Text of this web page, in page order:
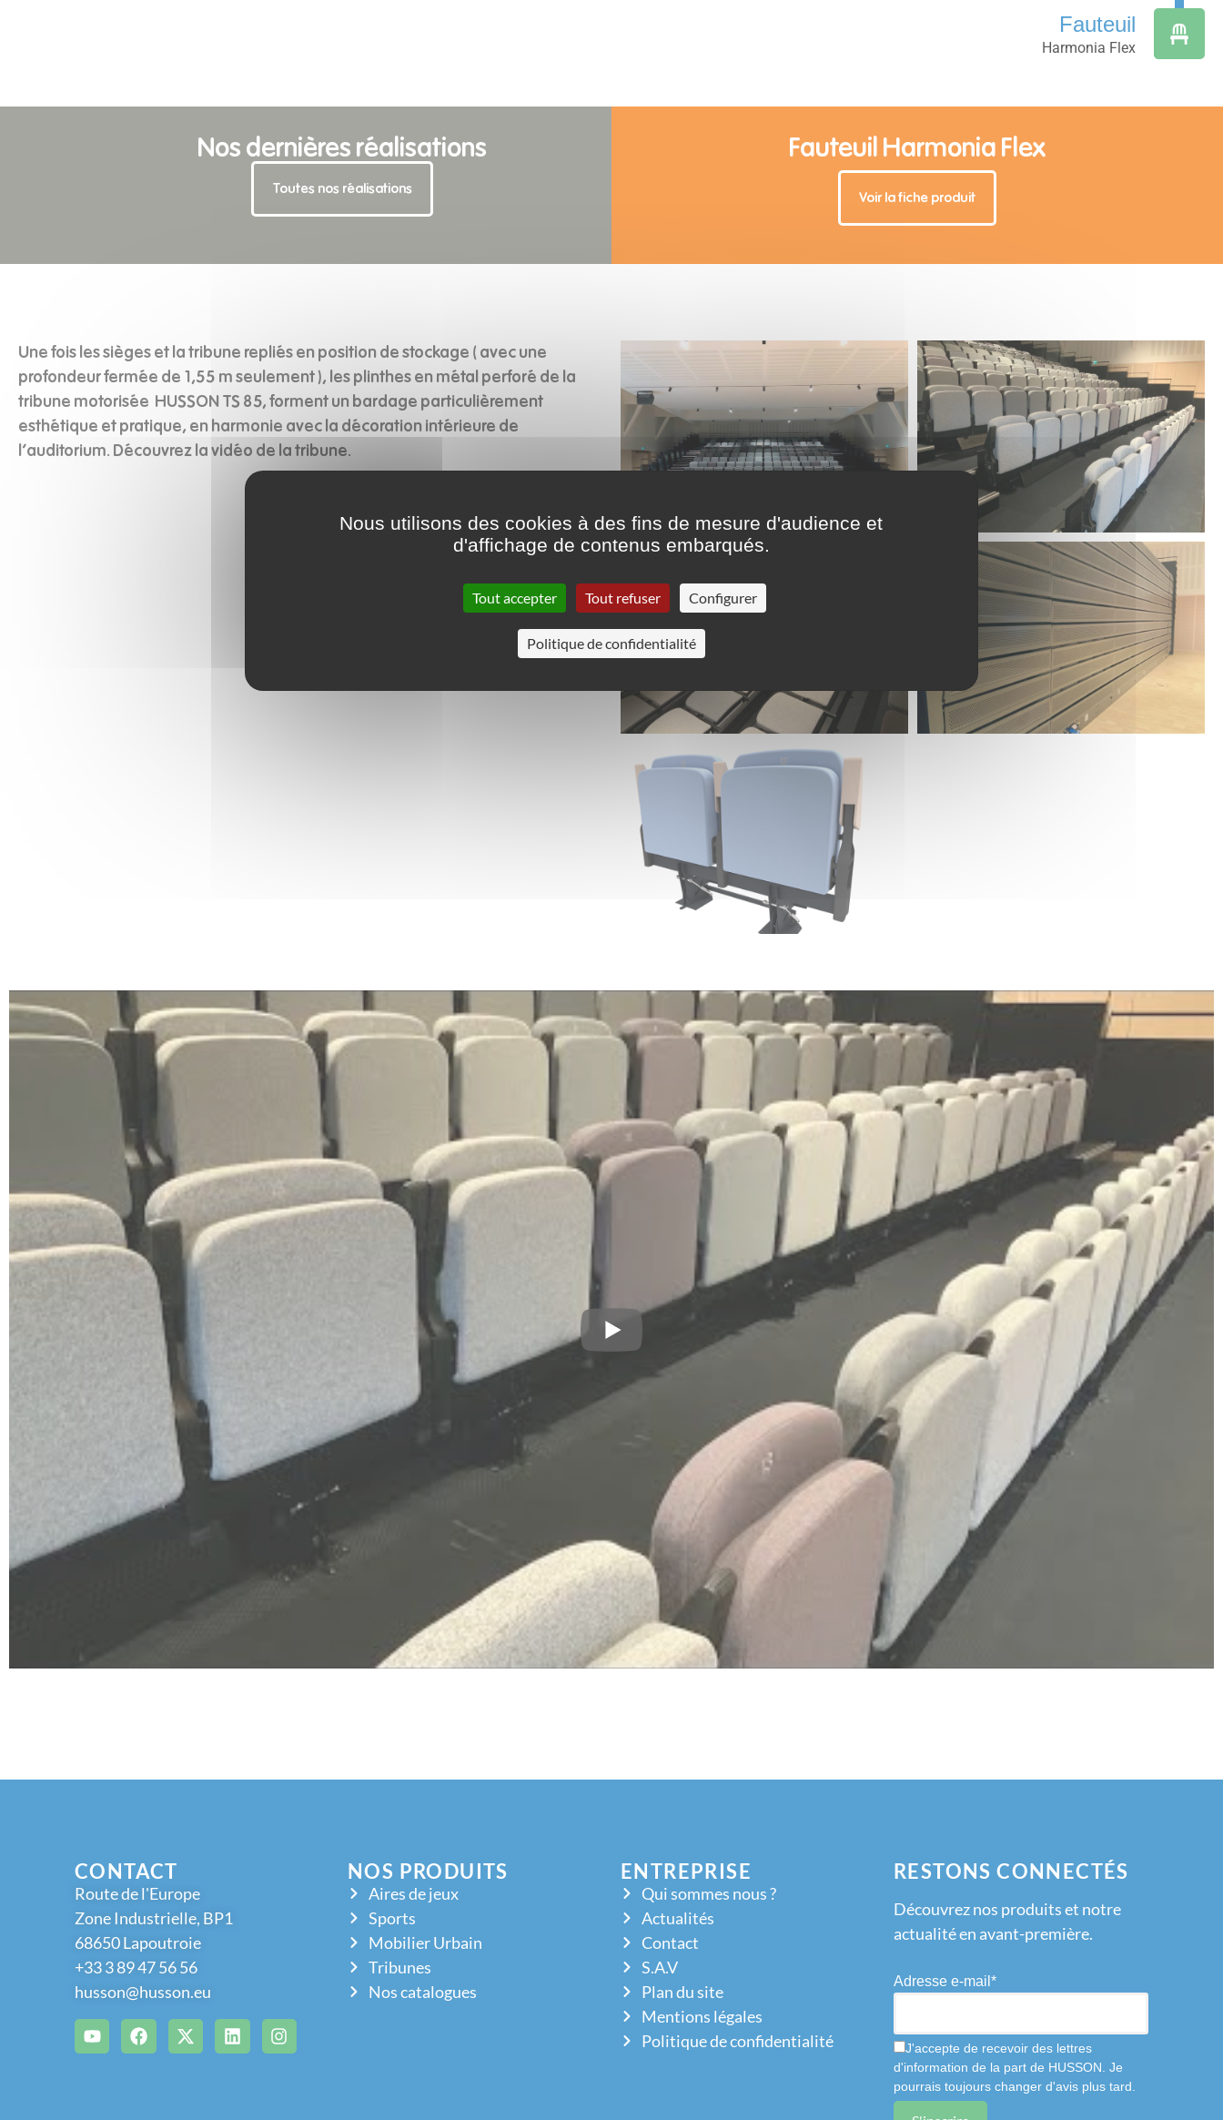
Nous utilisons des cookies à des fins de mesure d'audience et
d'affichage de contenus embarqués.
Tout accepter Tout refuser Configurer
Politique de confidentialité
Fauteuil
Harmonia Flex
Nos dernières réalisations
Toutes nos réalisations
Fauteuil Harmonia Flex
Voir la fiche produit
Une fois les sièges et la tribune repliés en position de stockage ( avec une
profondeur fermée de 1,55 m seulement ), les plinthes en métal perforé de la
tribune motorisée HUSSON TS 85, forment un bardage particulièrement
esthétique et pratique, en harmonie avec la décoration intérieure de
l’auditorium. Découvrez la vidéo de la tribune.
CONTACT
Route de l'Europe
Zone Industrielle, BP1
68650 Lapoutroie
+33 3 89 47 56 56
husson@husson.eu
NOS PRODUITS
Aires de jeux
Sports
Mobilier Urbain
Tribunes
Nos catalogues
ENTREPRISE
Qui sommes nous ?
Actualités
Contact
S.A.V
Plan du site
Mentions légales
Politique de confidentialité
RESTONS CONNECTÉS
Découvrez nos produits et notre
actualité en avant-première.
Adresse e-mail*
J'accepte de recevoir des lettres
d'information de la part de HUSSON. Je
pourrais toujours changer d'avis plus tard.